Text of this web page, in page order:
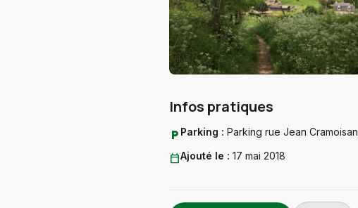
Infos pratiques
local_parking Parking : Parking rue Jean Cramoisan
calendar_todayAjouté le : 17 mai 2018